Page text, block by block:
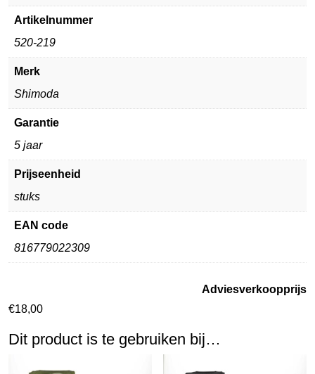
Artikelnummer
520-219
Merk
Shimoda
Garantie
5 jaar
Prijseenheid
stuks
EAN code
816779022309
Adviesverkoopprijs
€18,00
Dit product is te gebruiken bij…